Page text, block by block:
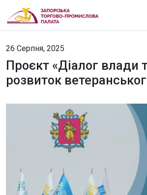
26 Серпня, 2025
Проєкт «Діалог влади
розвиток